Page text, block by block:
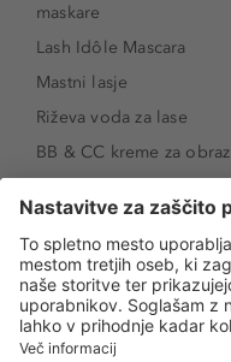
maskare
Lash Idôle Mascara
Mastni lasje
Riževa voda za lase
BB & CC kreme za obraz
SPF 30
Senčila za oči
Tekoči puder
Ličenje povešenih vek
Kako povečati oči